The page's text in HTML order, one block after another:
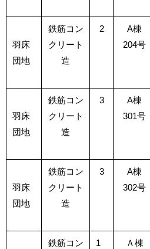
羽床
団地
鉄筋コン
クリート
造
2
A棟
204号
羽床
団地
鉄筋コン
クリート
造
3
A棟
301号
羽床
団地
鉄筋コン
クリート
造
3
A棟
302号
鉄筋コン
1
Ａ棟